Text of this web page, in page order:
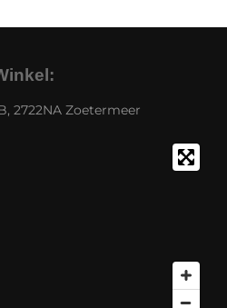
2722NA Zoetermeer